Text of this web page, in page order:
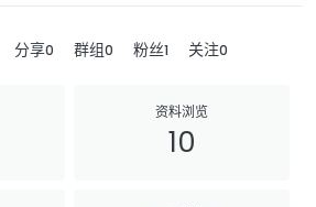
分享0 群组0 粉丝1 关注0
资料浏览
10